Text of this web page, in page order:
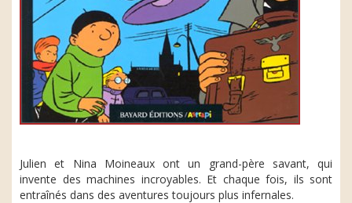
Julien et Nina Moineaux ont un grand-père savant, qui
invente des machines incroyables. Et chaque fois, ils sont
entraînés dans des aventures toujours plus infernales.